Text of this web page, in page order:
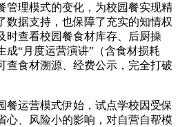
管理模式的变化，为校园餐实现精
数据支持，也保障了充实的知情权
时查看校园餐食材库存、后厨操
成“月度运营演讲”（含食材损耗
查食材溯源、经费公示，完全打破
运营模式伊始，试点学校因受保
心、风险小的影响，对自营自帮模